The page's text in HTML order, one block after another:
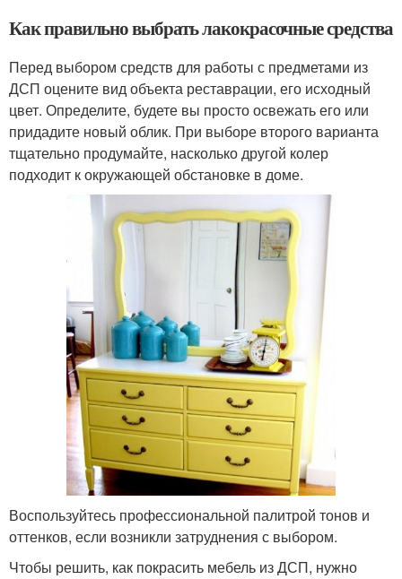
Как правильно выбрать лакокрасочные средства
Перед выбором средств для работы с предметами из
ДСП оцените вид объекта реставрации, его исходный
цвет. Определите, будете вы просто освежать его или
придадите новый облик. При выборе второго варианта
тщательно продумайте, насколько другой колер
подходит к окружающей обстановке в доме.
Воспользуйтесь профессиональной палитрой тонов и
оттенков, если возникли затруднения с выбором.
Чтобы решить, как покрасить мебель из ДСП, нужно